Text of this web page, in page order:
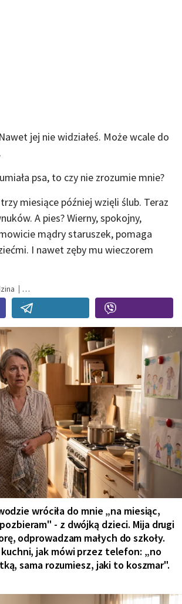
jej nie widziałeś. Może wcale do
psa, to czy nie zrozumie mnie?
miesiące później wzięli ślub. Teraz
A pies? Wierny, spokojny,
mądry staruszek, pomaga
I nawet zęby mu wieczorem
wróciła do mnie „na miesiąc,
- z dwójką dzieci. Mija drugi
odprowadzam małych do szkoły.
kuchni, jak mówi przez telefon: „no
sama rozumiesz, jaki to koszmar".